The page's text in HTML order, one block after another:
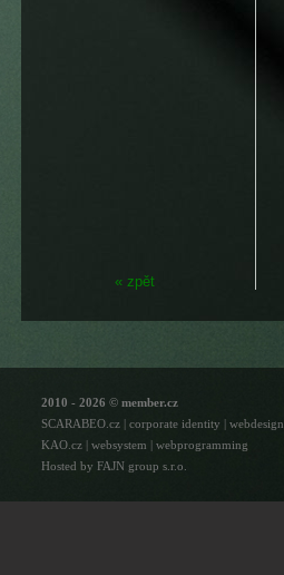
« zpět
2010 - 2026 © member.cz
SCARABEO.cz | corporate identity | webdesign
KAO.cz | websystem | webprogramming
Hosted by FAJN group s.r.o.